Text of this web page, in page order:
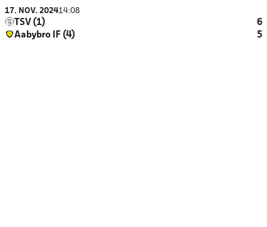
17. NOV. 202414:08
TSV (1)
6
Aabybro IF (4)
5